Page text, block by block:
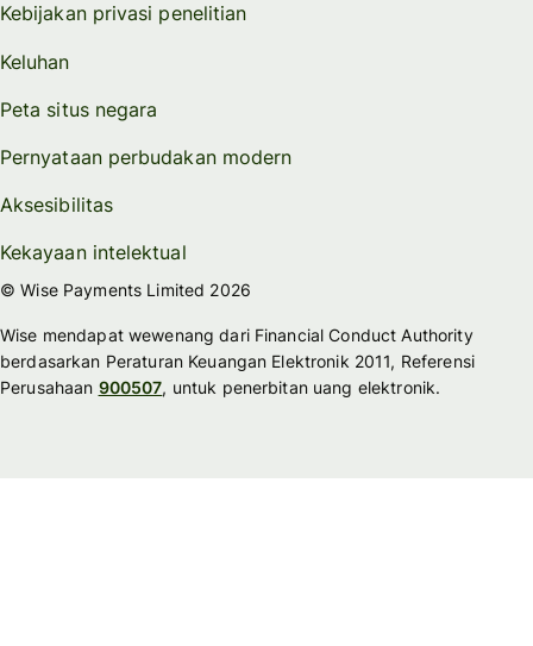
Kebijakan privasi penelitian
Keluhan
Peta situs negara
Pernyataan perbudakan modern
Aksesibilitas
Kekayaan intelektual
© Wise Payments Limited 2026
Wise mendapat wewenang dari Financial Conduct Authority
berdasarkan Peraturan Keuangan Elektronik 2011, Referensi
Perusahaan 900507, untuk penerbitan uang elektronik.